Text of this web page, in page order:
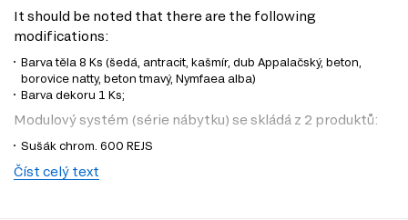
It should be noted that there are the following
modifications:
Barva těla 8 Ks (šedá, antracit, kašmír, dub Appalačský, beton,
borovice natty, beton tmavý, Nymfaea alba)
Barva dekoru 1 Ks;
Modulový systém (série nábytku) se skládá z 2 produktů:
Sušák chrom. 600 REJS
Číst celý text